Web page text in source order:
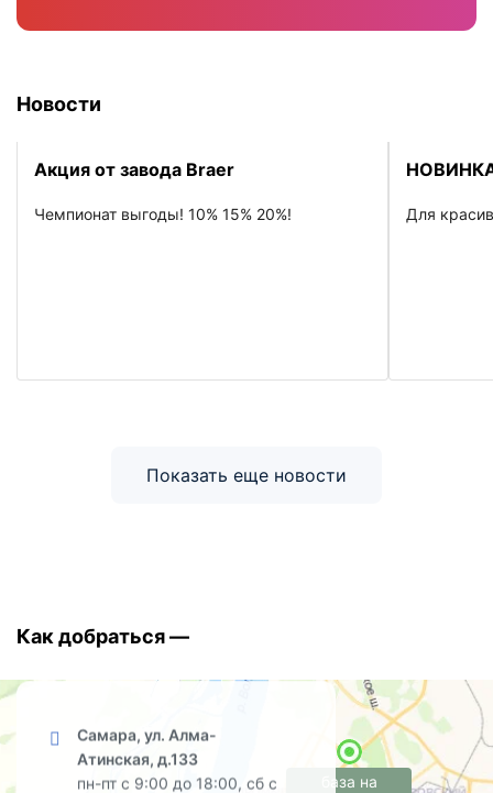
Новости
Акция от завода Braer
Чемпионат выгоды! 10% 15% 20%! Для
Показать еще новости
Как добраться —
Самара, ул. Алма-
Атинская, д.133
пн-пт с 9:00 до 18:00, сб с
база на